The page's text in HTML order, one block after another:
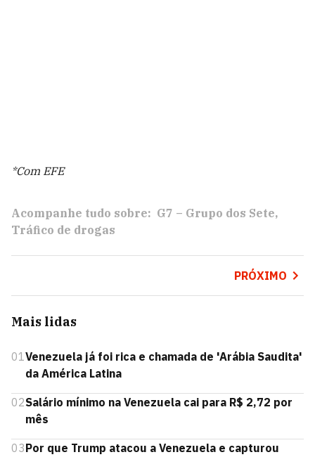
*Com EFE
Acompanhe tudo sobre: G7 – Grupo dos Sete
Tráfico de drogas
PRÓXIMO
Mais lidas
01Venezuela já foi rica e chamada de 'Arábia Saudita'
da América Latina
02Salário mínimo na Venezuela cai para R$ 2,72 por
mês
03Por que Trump atacou a Venezuela e capturou